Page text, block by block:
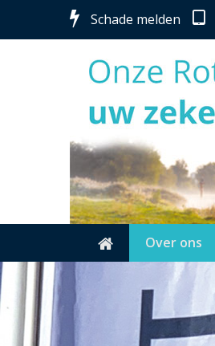
Schade melden
Over ons